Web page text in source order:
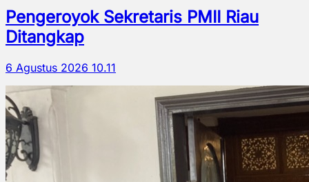
Pengeroyok Sekretaris PMII Riau
Ditangkap
6 Agustus 2026 10.11